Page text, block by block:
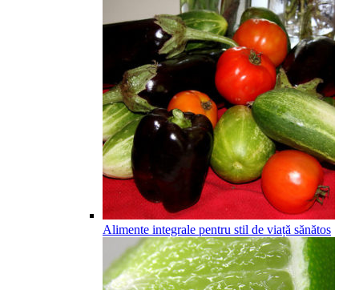
Alimente integrale pentru stil de viață sănătos